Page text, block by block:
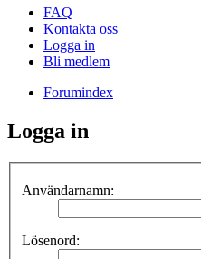
FAQ
Kontakta oss
Logga in
Bli medlem
Forumindex
Logga in
Användarnamn:
Lösenord: